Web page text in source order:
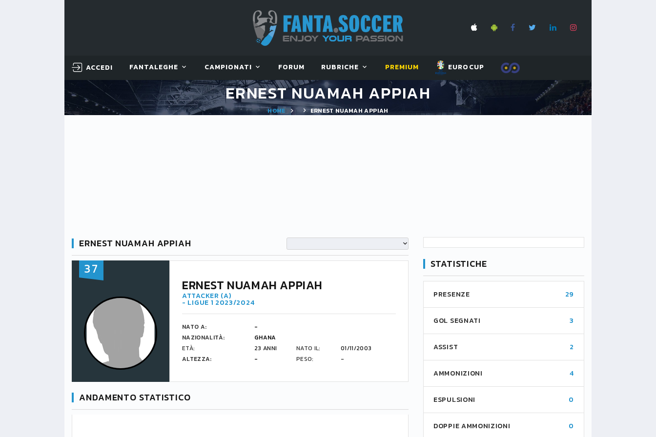
ACCEDI FANTALEGHE CAMPIONATI FORUM RUBRICHE PREMIUM EUROCUP
ERNEST NUAMAH APPIAH
HOME ERNEST NUAMAH APPIAH
ERNEST NUAMAH APPIAH
37
ERNEST NUAMAH APPIAH
ATTACKER (A)
- LIGUE 1 2023/2024
NATO A:
-
NAZIONALITÀ:
GHANA
ETÀ:
23 ANNI NATO IL:
01/11/2003
ALTEZZA:
- PESO: -
ANDAMENTO STATISTICO
STATISTICHE
PRESENZE 29
GOL SEGNATI 3
ASSIST 2
AMMONIZIONI 4
ESPULSIONI 0
DOPPIE AMMONIZIONI 0